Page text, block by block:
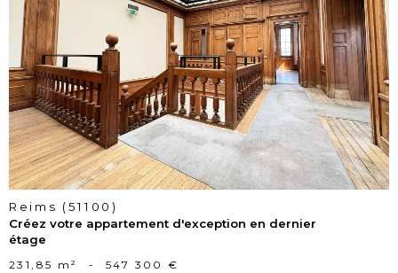
voir le
bien
Reims (51100)
Créez votre appartement d'exception en dernier
étage
231,85 m² - 547 300 €